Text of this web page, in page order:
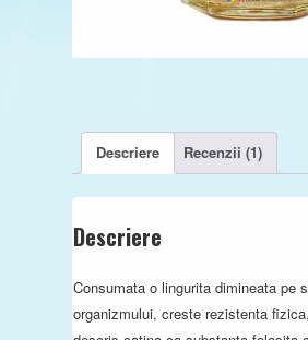
Descriere Recenzii (1)
Descriere
Consumata o lingurita dimineata pe
organizmului, creste rezistenta